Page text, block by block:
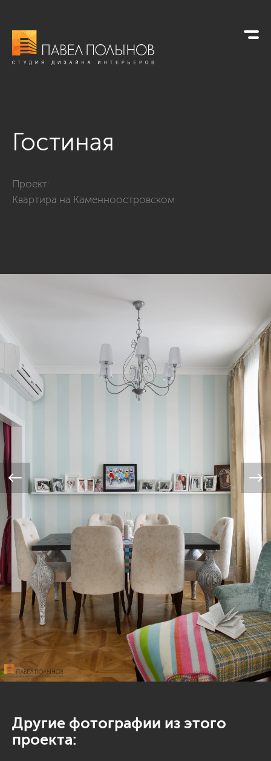
Гостиная
Проект:
Квартира на Каменноостровском
Другие фотографии из этого
проекта: